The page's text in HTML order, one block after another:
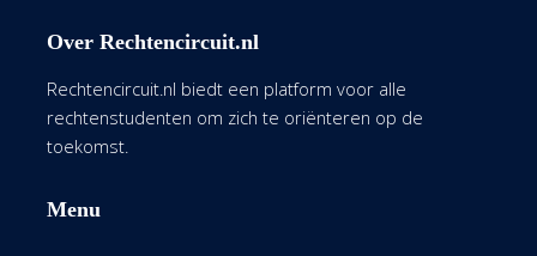
Over Rechtencircuit.nl
Rechtencircuit.nl biedt een platform voor alle
rechtenstudenten om zich te oriënteren op de
toekomst.
Menu